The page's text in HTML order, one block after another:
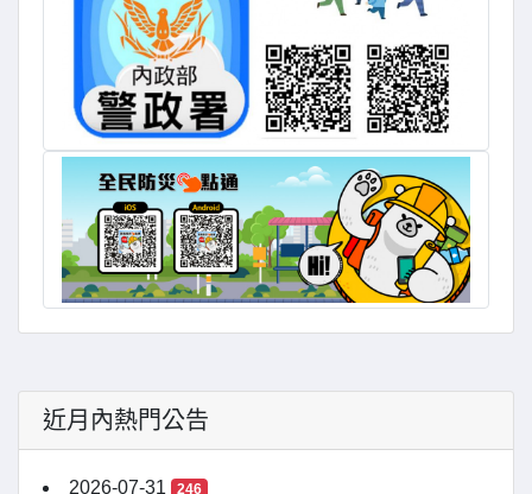
近月內熱門公告
2026-07-31 246